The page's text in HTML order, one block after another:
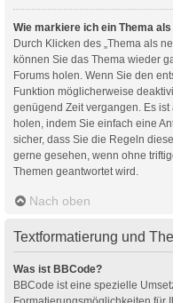
Wie markiere ich ein Thema als
Durch Klicken des „Thema als
können Sie das Thema wieder
Forums holen. Wenn Sie den
Funktion möglicherweise
genügend Zeit vergangen. Es
holen, indem Sie einfach eine
sicher, dass Sie die Regeln
gerne gesehen, wenn ohne
Themen geantwortet wird.
Nach oben
Textformatierung und
Was ist BBCode?
BBCode ist eine spezielle